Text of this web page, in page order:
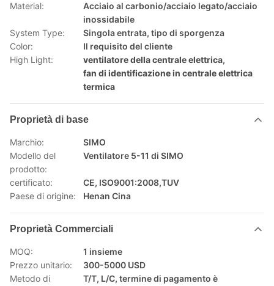
Material:
Acciaio al carbonio/acciaio legato/acciaio
inossidabile
System Type:
Singola entrata, tipo di sporgenza
Color:
Il requisito del cliente
High Light:
ventilatore della centrale elettrica,
fan di identificazione in centrale elettrica
termica
Proprietà di base
Marchio:
SIMO
Modello del
prodotto:
Ventilatore 5-11 di SIMO
certificato:
CE, ISO9001:2008,TUV
Paese di origine:
Henan Cina
Proprietà Commerciali
MOQ:
1 insieme
Prezzo unitario:
300-5000 USD
Metodo di
T/T, L/C, termine di pagamento è